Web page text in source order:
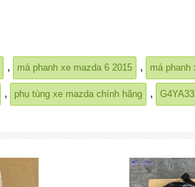
, má phanh xe mazda 6 2015 , má phanh
, phụ tùng xe mazda chính hãng ,